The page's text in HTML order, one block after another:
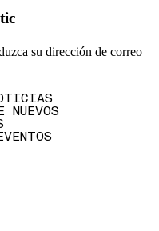
su dirección de correo
NUEVOS